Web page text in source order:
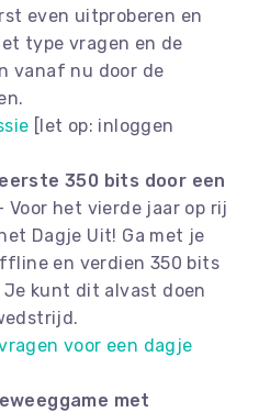
even uitproberen en
type vragen en de
vanaf nu door de
[let op: inloggen
350 bits door een
Voor het vierde jaar op rij
Dagje Uit! Ga met je
en verdien 350 bits
Je kunt dit alvast doen
voor een dagje
met